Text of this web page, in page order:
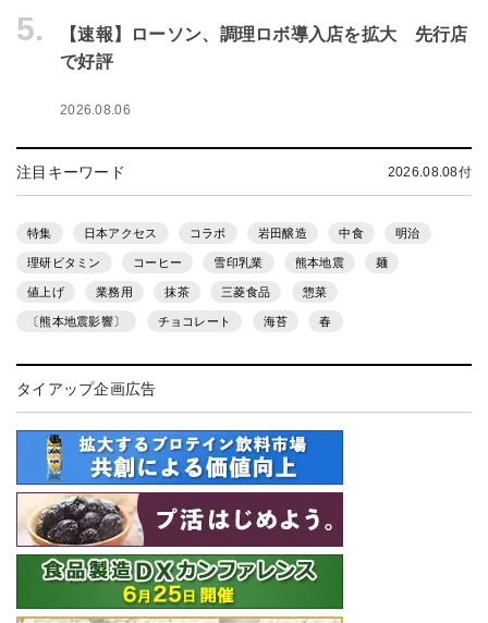
5.
【速報】ローソン、調理ロボ導入店を拡大 先行店
で好評
2026.08.06
注目キーワード 2026.08.08付
特集 日本アクセス コラボ 岩田醸造 中食 明治
理研ビタミン コーヒー 雪印乳業 熊本地震 麺
値上げ 業務用 抹茶 三菱食品 惣菜
〔熊本地震影響〕 チョコレート 海苔 春
タイアップ企画広告